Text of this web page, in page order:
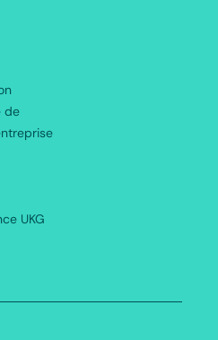
de
UKG